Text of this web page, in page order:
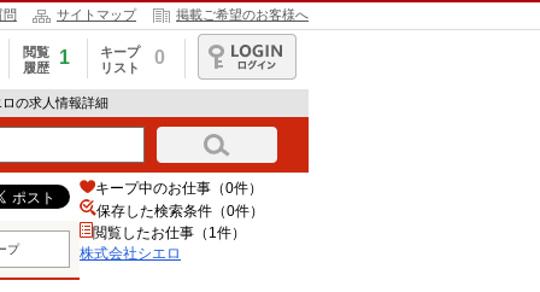
問 サイトマップ 掲載ご希望のお客様へ
閲覧
履歴
1
キープ
リスト
0
ログイン
の求人情報詳細
プ
キープ中のお仕事（0件）
保存した検索条件（0件）
閲覧したお仕事（1件）
株式会社シエロ